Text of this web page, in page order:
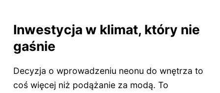
Inwestycja w klimat, który nie
gaśnie
Decyzja o wprowadzeniu neonu do wnętrza to
coś więcej niż podążanie za modą. To